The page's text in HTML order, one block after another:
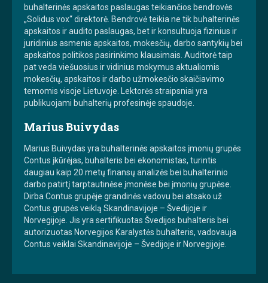
buhalterinės apskaitos paslaugas teikiančios bendrovės
„Solidus vox“ direktorė. Bendrovė teikia ne tik buhalterinės
apskaitos ir audito paslaugas, bet ir konsultuoja fizinius ir
juridinius asmenis apskaitos, mokesčių, darbo santykių bei
apskaitos politikos pasirinkimo klausimais. Auditorė taip
pat veda viešuosius ir vidinius mokymus aktualiomis
mokesčių, apskaitos ir darbo užmokesčio skaičiavimo
temomis visoje Lietuvoje. Lektorės straipsniai yra
publikuojami buhalterių profesinėje spaudoje.
Marius Buivydas
Marius Buivydas yra buhalterinės apskaitos įmonių grupės
Contus įkūrėjas, buhalteris bei ekonomistas, turintis
daugiau kaip 20 metų finansų analizės bei buhalterinio
darbo patirtį tarptautinėse įmonėse bei įmonių grupėse.
Dirba Contus grupėje grandinės vadovu bei atsako už
Contus grupės veiklą Skandinavijoje – Švedijoje ir
Norvegijoje. Jis yra sertifikuotas Švedijos buhalteris bei
autorizuotas Norvegijos Karalystės buhalteris, vadovauja
Contus veiklai Skandinavijoje – Švedijoje ir Norvegijoje.